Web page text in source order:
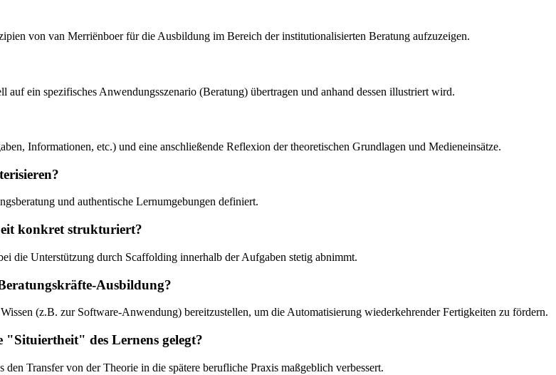
von van Merriënboer für die Ausbildung im Bereich der institutionalisierten Beratung aufzuzeigen.
ein spezifisches Anwendungsszenario (Beratung) übertragen und anhand dessen illustriert wird.
Informationen, etc.) und eine anschließende Reflexion der theoretischen Grundlagen und Medieneinsätze.
und authentische Lernumgebungen definiert.
konkret strukturiert?
die Unterstützung durch Scaffolding innerhalb der Aufgaben stetig abnimmt.
Ausbildung?
(z.B. zur Software-Anwendung) bereitzustellen, um die Automatisierung wiederkehrender Fertigkeiten zu fördern.
des Lernens gelegt?
Transfer von der Theorie in die spätere berufliche Praxis maßgeblich verbessert.